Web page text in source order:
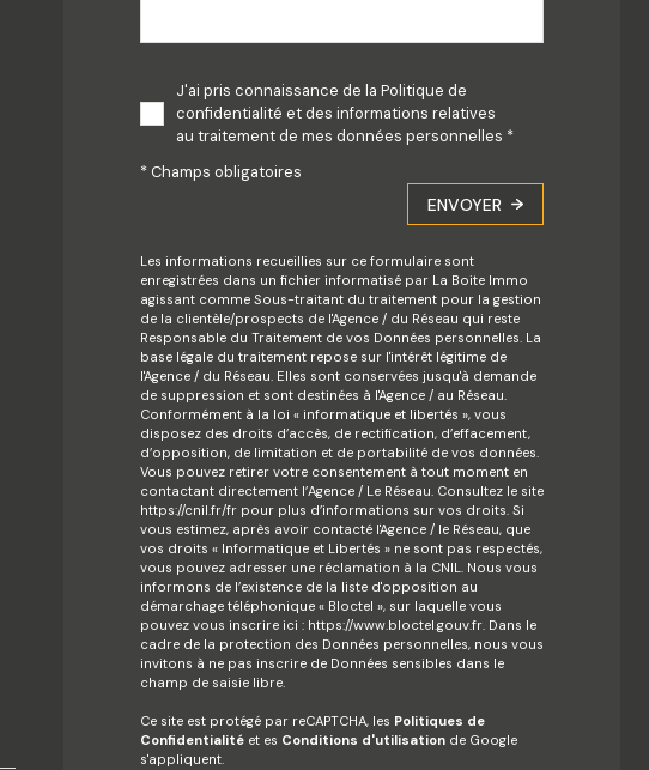
J'ai pris connaissance de la Politique de
confidentialité et des informations relatives
au traitement de mes données personnelles *
* Champs obligatoires
ENVOYER
Les informations recueillies sur ce formulaire sont
enregistrées dans un fichier informatisé par La Boite Immo
agissant comme Sous-traitant du traitement pour la gestion
de la clientèle/prospects de l'Agence / du Réseau qui reste
Responsable du Traitement de vos Données personnelles. La
base légale du traitement repose sur l'intérêt légitime de
l'Agence / du Réseau. Elles sont conservées jusqu'à demande
de suppression et sont destinées à l'Agence / au Réseau.
Conformément à la loi « informatique et libertés », vous
disposez des droits d’accès, de rectification, d’effacement,
d’opposition, de limitation et de portabilité de vos données.
Vous pouvez retirer votre consentement à tout moment en
contactant directement l’Agence / Le Réseau. Consultez le site
https://cnil.fr/frpour plus d’informations sur vos droits. Si
vous estimez, après avoir contacté l'Agence / le Réseau, que
vos droits « Informatique et Libertés » ne sont pas respectés,
vous pouvez adresser une réclamation à la CNIL. Nous vous
informons de l’existence de la liste d'opposition au
démarchage téléphonique « Bloctel », sur laquelle vous
pouvez vous inscrire ici : https://www.bloctel.gouv.fr. Dans le
cadre de la protection des Données personnelles, nous vous
invitons à ne pas inscrire de Données sensibles dans le
champ de saisie libre.
Ce site est protégé par reCAPTCHA, les Politiques de
Confidentialitéet es Conditions d'utilisationde Google
s'appliquent.